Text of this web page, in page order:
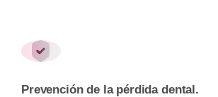
Prevención de la pérdida dental.